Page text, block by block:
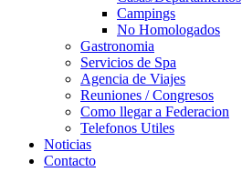
Campings
No Homologados
Gastronomia
Servicios de Spa
Agencia de Viajes
Reuniones / Congresos
Como llegar a Federacion
Telefonos Utiles
Noticias
Contacto